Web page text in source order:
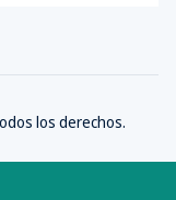
los derechos.